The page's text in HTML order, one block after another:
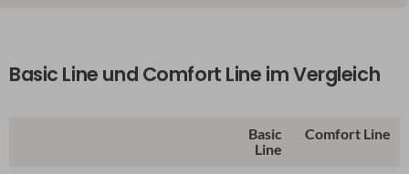
Basic Line und Comfort Line im Vergleich
Basic
Line
Comfort Line